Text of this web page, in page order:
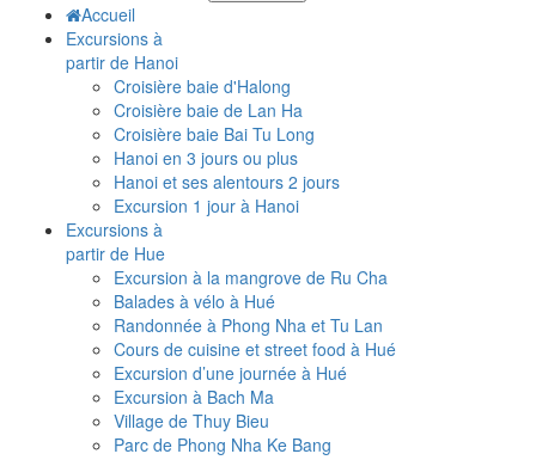
Accueil
Excursions à
partir de Hanoi
Croisière baie d'Halong
Croisière baie de Lan Ha
Croisière baie Bai Tu Long
Hanoi en 3 jours ou plus
Hanoi et ses alentours 2 jours
Excursion 1 jour à Hanoi
Excursions à
partir de Hue
Excursion à la mangrove de Ru Cha
Balades à vélo à Hué
Randonnée à Phong Nha et Tu Lan
Cours de cuisine et street food à Hué
Excursion d’une journée à Hué
Excursion à Bach Ma
Village de Thuy Bieu
Parc de Phong Nha Ke Bang